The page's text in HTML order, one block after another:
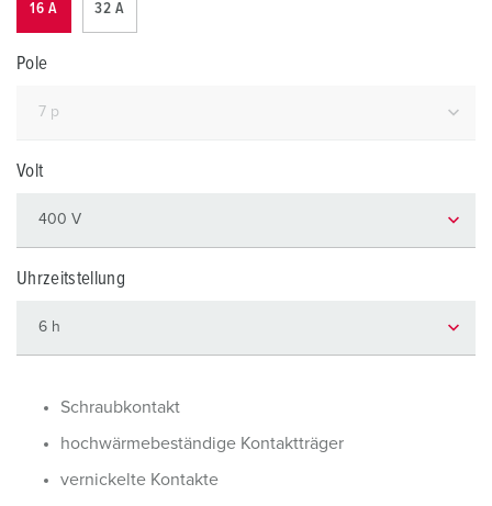
16 A 32 A
Pole
Volt
Uhrzeitstellung
Schraubkontakt
hochwärmebeständige Kontaktträger
vernickelte Kontakte